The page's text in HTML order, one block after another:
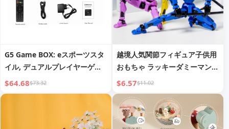
G5 Game BOX: eスポーツスタ
イル, デュアルプレイヤーゲー
ム, HDMI出力付きフルアクセサ
リーキット
$64.68$73.32
越境人気関節フィギュア子供用
おもちゃ ラッキーダミーマン
マルチジョイント可動ロボット
ドール デコレーションアイテム
$6.57$11.02